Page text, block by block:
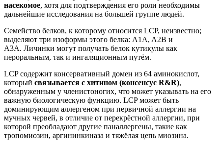
насекомое, хотя для подтверждения его роли необходимы
дальнейшие исследования на большей группе людей.
Семейство белков, к которому относится LCP, неизвестно;
выделяют три изоформы этого белка: A1A, A2B и
A3A. Личинки могут получать белок кутикулы как
пероральным, так и ингаляционным путём.
LCP содержит консервативный домен из 64 аминокислот,
который связывается с хитином (консенсус R&R),
обнаруженным у членистоногих, что может указывать на его
важную биологическую функцию. LCP может быть
доминирующим аллергеном при первичной аллергии на
мучных червей, в отличие от перекрёстной аллергии, при
которой преобладают другие паналлергены, такие как
тропомиозин, аргининкиназа и тяжёлая цепь миозина.